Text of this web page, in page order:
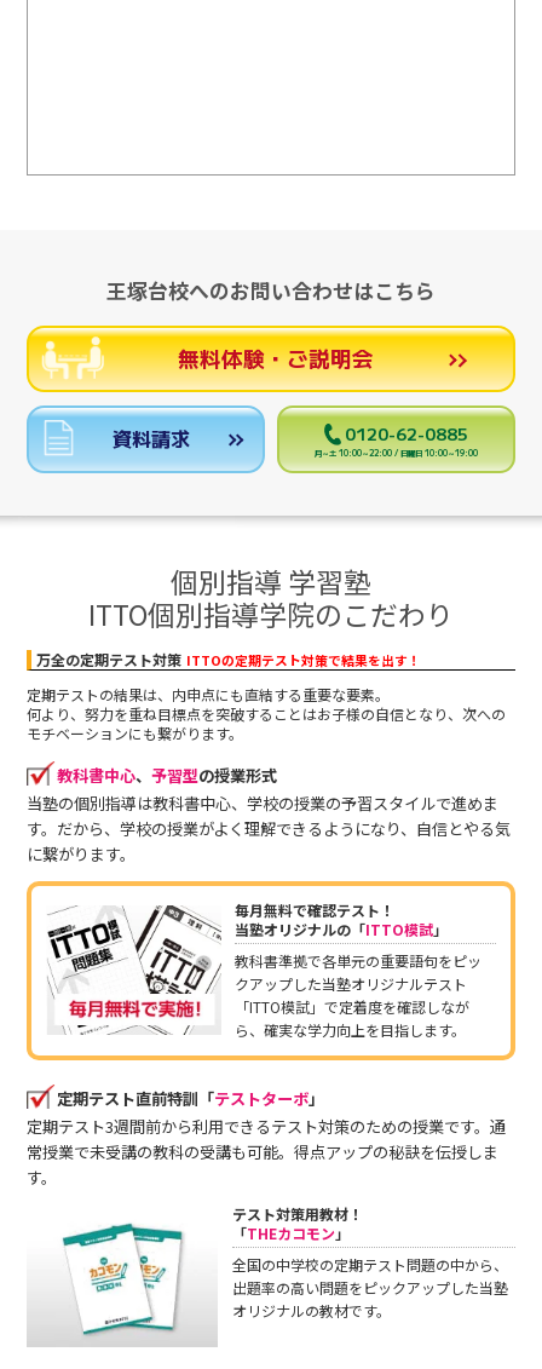
王塚台校へのお問い合わせはこちら
無料体験・ご説明会
資料請求 0120-62-0885
月～土 10:00～22:00 / 日曜日 10:00～19:00
個別指導 学習塾
ITTO個別指導学院のこだわり
万全の定期テスト対策 ITTOの定期テスト対策で結果を出す！
定期テストの結果は、内申点にも直結する重要な要素。
何より、努力を重ね目標点を突破することはお子様の自信となり、次への
モチベーションにも繋がります。
教科書中心、 予習型の授業形式
当塾の個別指導は教科書中心、学校の授業の予習スタイルで進めま
す。だから、学校の授業がよく理解できるようになり、自信とやる気
に繋がります。
毎月無料で確認テスト！
当塾オリジナルの「ITTO模試」
教科書準拠で各単元の重要語句をピッ
クアップした当塾オリジナルテスト
「ITTO模試」で定着度を確認しなが
ら、確実な学力向上を目指します。
定期テスト直前特訓「テストターボ」
定期テスト3週間前から利用できるテスト対策のための授業です。通
常授業で未受講の教科の受講も可能。得点アップの秘訣を伝授しま
す。
テスト対策用教材！
「THEカコモン」
全国の中学校の定期テスト問題の中から、
出題率の高い問題をピックアップした当塾
オリジナルの教材です。